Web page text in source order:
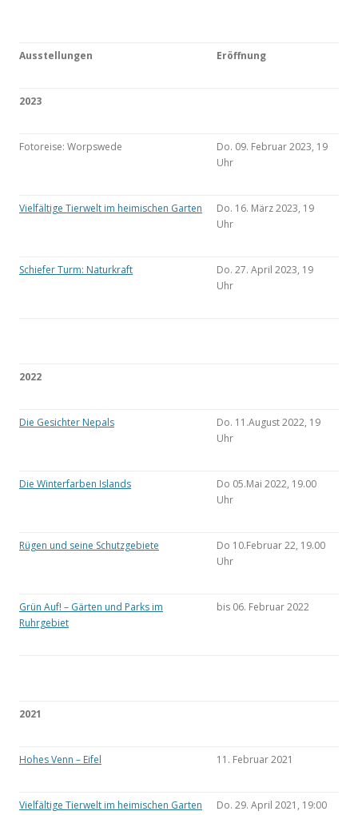
Ausstellungen Eröffnung
2023
Fotoreise: Worpswede
Do. 09. Februar 2023, 19
Uhr
Vielfältige Tierwelt im heimischen Garten
Do. 16. März 2023, 19
Uhr
Schiefer Turm: Naturkraft
Do. 27. April 2023, 19
Uhr
2022
Die Gesichter Nepals
Do. 11.August 2022, 19
Uhr
Die Winterfarben Islands
Do 05.Mai 2022, 19.00
Uhr
Rügen und seine Schutzgebiete
Do 10.Februar 22, 19.00
Uhr
Grün Auf! – Gärten und Parks im
Ruhrgebiet
bis 06. Februar 2022
2021
Hohes Venn – Eifel 11. Februar 2021
Vielfältige Tierwelt im heimischen Garten
Do. 29. April 2021, 19:00